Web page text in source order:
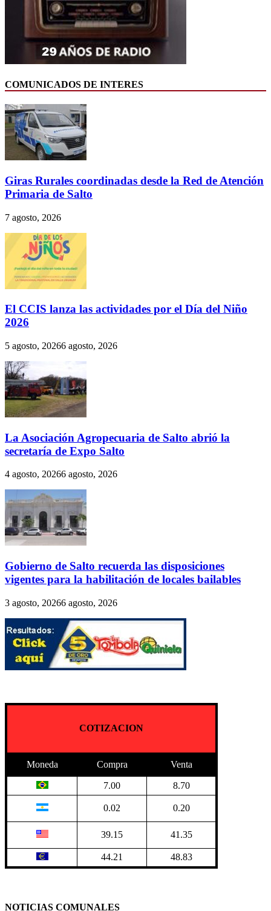
COMUNICADOS DE INTERES
Giras Rurales coordinadas desde la Red de Atención
Primaria de Salto
7 agosto, 2026
El CCIS lanza las actividades por el Día del Niño
2026
5 agosto, 20266 agosto, 2026
La Asociación Agropecuaria de Salto abrió la
secretaría de Expo Salto
4 agosto, 20266 agosto, 2026
Gobierno de Salto recuerda las disposiciones
vigentes para la habilitación de locales bailables
3 agosto, 20266 agosto, 2026
COTIZACION
Moneda Compra Venta
7.00 8.70
0.02 0.20
39.15 41.35
44.21 48.83
NOTICIAS COMUNALES